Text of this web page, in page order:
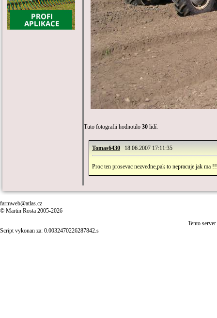
Tuto fotografii hodnotilo 30 lidí.
Tomas6430 18.06.2007 17:11:35
Proc ten prosevac nezvedne,pak to nepracuje jak ma
farmweb@atlas.cz
© Martin Rosta 2005-2026
Tento
Script vykonan za: 0.0032470226287842.s